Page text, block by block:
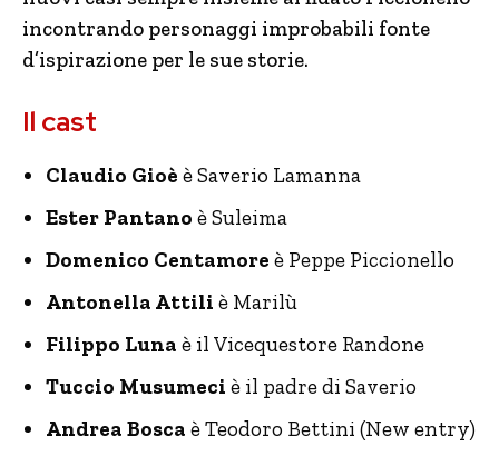
incontrando personaggi improbabili fonte
d’ispirazione per le sue storie.
Il cast
Claudio Gioè è Saverio Lamanna
Ester Pantano è Suleima
Domenico Centamore è Peppe Piccionello
Antonella Attili è Marilù
Filippo Luna è il Vicequestore Randone
Tuccio Musumeci è il padre di Saverio
Andrea Bosca è Teodoro Bettini (New entry)